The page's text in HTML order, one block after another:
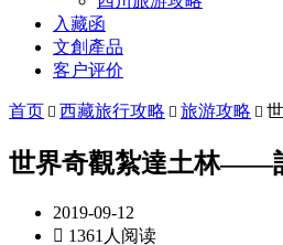
入藏函
文創產品
客户评价
首页  西藏旅行攻略  旅游攻略 
世界奇觀紮達土林——
2019-09-12
 1361人阅读